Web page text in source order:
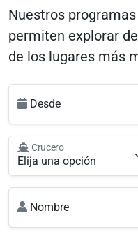
Nuestros
permiten explorar
de los lugares más
Desde
Crucero
Nombre